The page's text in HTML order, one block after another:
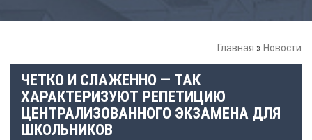
Главная » Новости
ЧЕТКО И СЛАЖЕННО — ТАК
ХАРАКТЕРИЗУЮТ РЕПЕТИЦИЮ
ЦЕНТРАЛИЗОВАННОГО ЭКЗАМЕНА ДЛЯ
ШКОЛЬНИКОВ